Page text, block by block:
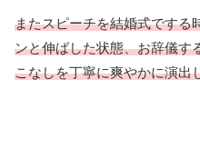
またスピーチを結婚式でする
ンと伸ばした状態、お辞儀す
こなしを丁寧に爽やかに演出